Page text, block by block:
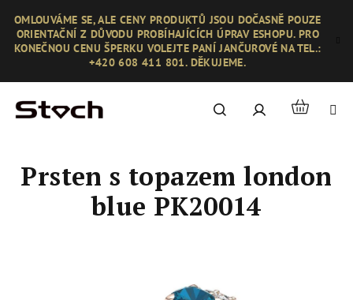
obsah
OMLOUVÁME SE, ALE CENY PRODUKTŮ JSOU DOČASNĚ POUZE
ORIENTAČNÍ Z DŮVODU PROBÍHAJÍCÍCH ÚPRAV ESHOPU. PRO
KONEČNOU CENU ŠPERKU VOLEJTE PANÍ JANČUROVÉ NA TEL.:
+420 608 411 801. DĚKUJEME.
Hledat PřihlášeníNákupní
Prsten s topazem london
blue PK20014